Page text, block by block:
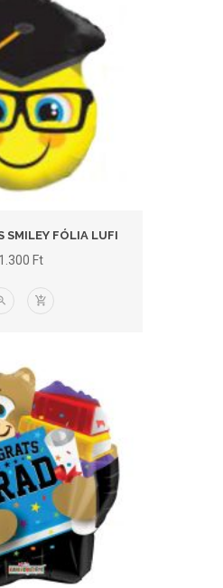
SMILEY FÓLIA LUFI
1.300 Ft